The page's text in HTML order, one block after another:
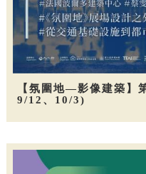
【氛圍地—影像建築】
9/12、10/3)